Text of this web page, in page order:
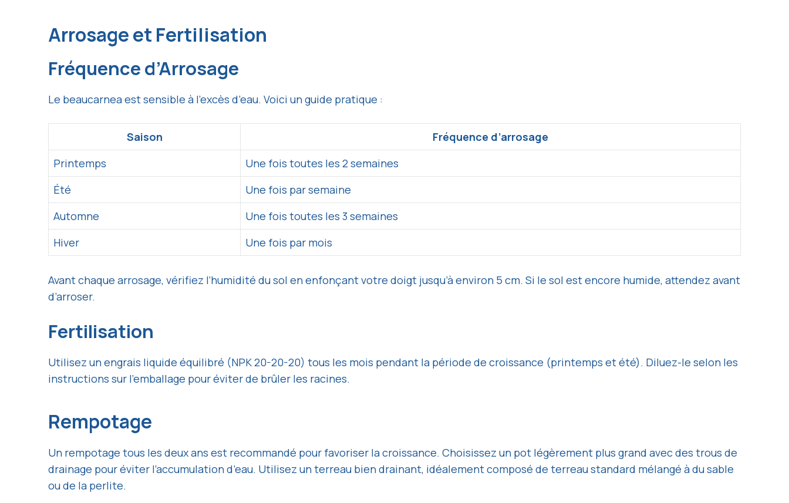
Arrosage et Fertilisation
Fréquence d’Arrosage
Le beaucarnea est sensible à l’excès d’eau. Voici un guide pratique :
Saison
Fréquence d’arrosage
Printemps
Une fois toutes les 2 semaines
Été
Une fois par semaine
Automne
Une fois toutes les 3 semaines
Hiver
Une fois par mois
Avant chaque arrosage, vérifiez l’humidité du sol en enfonçant votre doigt jusqu’à environ 5 cm. Si le sol est encore humide, attendez avant
d’arroser.
Fertilisation
Utilisez un engrais liquide équilibré (NPK 20-20-20) tous les mois pendant la période de croissance (printemps et été). Diluez-le selon les
instructions sur l’emballage pour éviter de brûler les racines.
Rempotage
Un rempotage tous les deux ans est recommandé pour favoriser la croissance. Choisissez un pot légèrement plus grand avec des trous de
drainage pour éviter l’accumulation d’eau. Utilisez un terreau bien drainant, idéalement composé de terreau standard mélangé à du sable
ou de la perlite.